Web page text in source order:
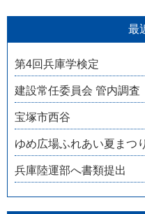
最
第4回兵庫学検定
建設常任委員会 管内調査
宝塚市西谷
ゆめ広場ふれあい夏まつり
兵庫陸運部へ書類提出